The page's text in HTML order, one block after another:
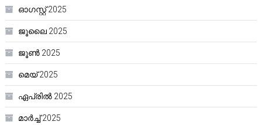
ഓഗസ്റ്റ്‌ 2025
ജൂലൈ 2025
ജൂൺ 2025
മെയ്‌ 2025
ഏപ്രിൽ 2025
മാർച്ച്‌ 2025